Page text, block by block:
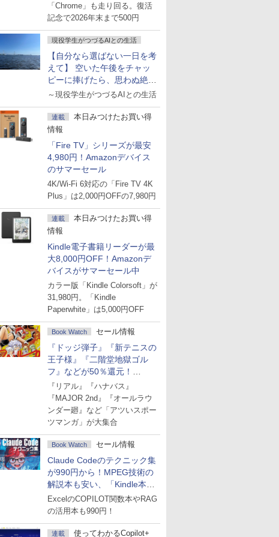
「Chrome」も走り回る。復活
記念で2026年末まで500円
現役学生がつづるAIとの生活
【自分なら選ばない一日を考
えて】 空いた午後をチャッ
ピーに捧げたら、思わぬ絶景
に出会った話
～現役学生がつづるAIとの生活
連載
本日みつけたお買い得
情報
「Fire TV」シリーズが最安
4,980円！Amazonデバイス
のサマーセール
4K/Wi-Fi 6対応の「Fire TV 4K
Plus」は2,000円OFFの7,980円
連載
本日みつけたお買い得
情報
Kindle電子書籍リーダーが最
大8,000円OFF！Amazonデ
バイスがサマーセール中
カラー版「Kindle Colorsoft」が
31,980円。「Kindle
Paperwhite」は5,000円OFF
Book Watch セール情報
『ドッジ弾子』『新テニスの
王子様』『二階堂地獄ゴル
フ』などが50％還元！
Amazonマンガ週末セール
『リアル』『ハナバス』
『MAJOR 2nd』『オールラウ
ンダー廻』など「アツいスポー
ツマンガ」が大集合
Book Watch セール情報
Claude Codeのテクニック集
が990円から！MPEG技術の
解説本も安い、「Kindle本サ
マーセール」第2弾開始！
ExcelのCOPILOT関数本やRAG
の活用本も990円！
連載
使ってわかるCopilot+